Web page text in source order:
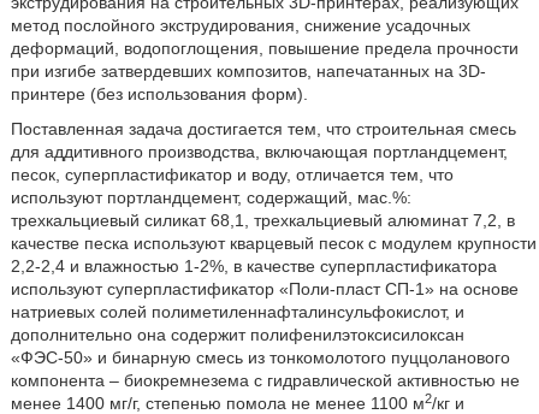
метод послойного экструдирования, снижение усадочных
деформаций, водопоглощения, повышение предела прочности
при изгибе затвердевших композитов, напечатанных на 3D-
принтере (без использования форм).
Поставленная задача достигается тем, что строительная смесь
для аддитивного производства, включающая портландцемент,
песок, суперпластификатор и воду, отличается тем, что
используют портландцемент, содержащий, мас.%:
трехкальциевый силикат 68,1, трехкальциевый алюминат 7,2, в
качестве песка используют кварцевый песок с модулем крупности
2,2-2,4 и влажностью 1-2%, в качестве суперпластификатора
используют суперпластификатор «Поли-пласт СП-1» на основе
натриевых солей полиметиленнафталинсульфокислот, и
дополнительно она содержит полифенилэтоксисилоксан
«ФЭС-50» и бинарную смесь из тонкомолотого пуццоланового
компонента – биокремнезема с гидравлической активностью не
менее 1400 мг/г, степенью помола не менее 1100 м2/кг и